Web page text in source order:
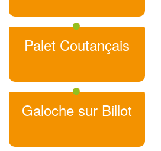
Palet Coutançais
Galoche sur Billot